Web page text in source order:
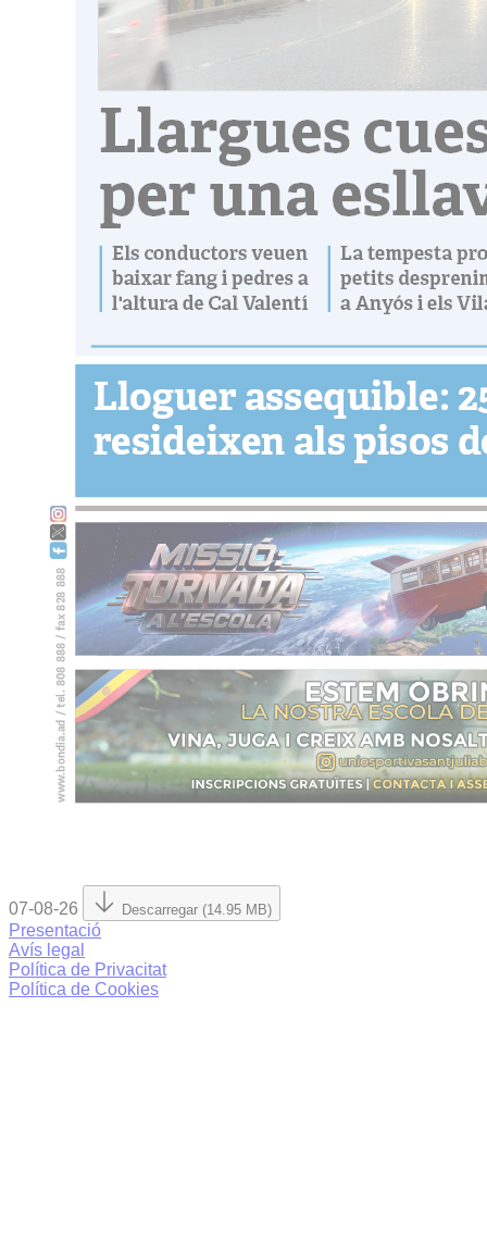
07-08-26 Descarregar (14.95 MB)
Presentació
Avís legal
Política de Privacitat
Política de Cookies